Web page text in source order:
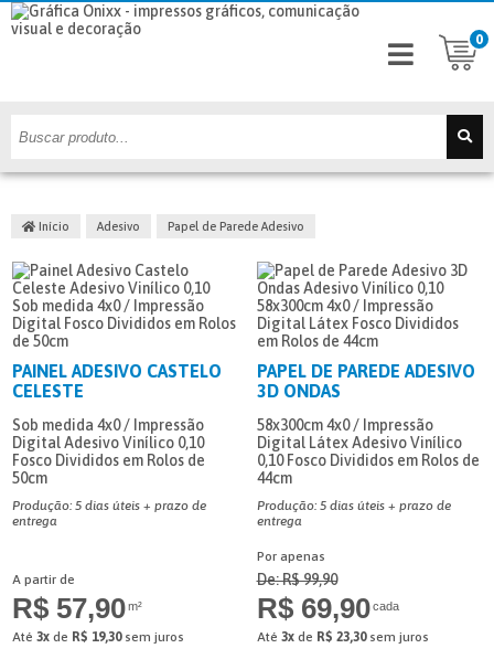
0
Início Adesivo Papel de Parede Adesivo
PAINEL ADESIVO CASTELO
CELESTE
Sob medida 4x0 / Impressão
DigitalAdesivo Vinílico 0,10
Fosco Divididos em Rolos de
50cm
Produção: 5 dias úteis + prazo de
entrega
A partir de
R$ 57,90m²
Até 3x de R$ 19,30sem juros
PAPEL DE PAREDE ADESIVO
3D ONDAS
58x300cm 4x0 / Impressão
Digital Látex Adesivo Vinílico
0,10 Fosco Divididos em Rolos de
44cm
Produção: 5 dias úteis + prazo de
entrega
Por apenas
De: R$ 99,90
R$ 69,90 cada
Até 3xde R$ 23,30sem juros